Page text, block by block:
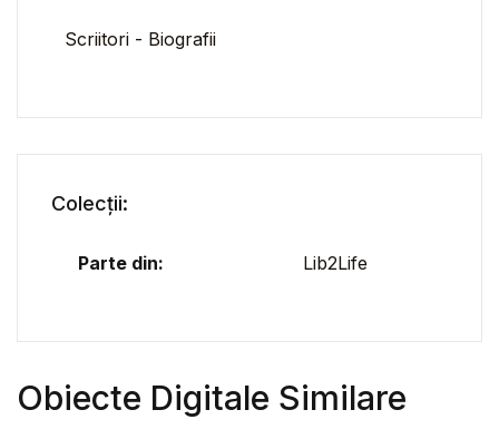
Scriitori - Biografii
Colecții:
Parte din: Lib2Life
Obiecte Digitale Similare